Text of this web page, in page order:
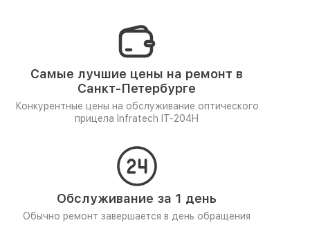
Самые лучшие цены на ремонт в
Санкт-Петербурге
Конкурентные цены на обслуживание оптического
прицела Infratech IT-204H
Обслуживание за 1 день
Обычно ремонт завершается в день обращения